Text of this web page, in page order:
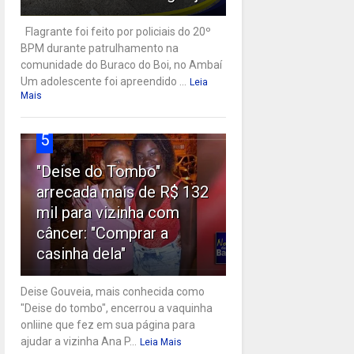
Flagrante foi feito por policiais do 20º
BPM durante patrulhamento na
comunidade do Buraco do Boi, no Ambaí
Um adolescente foi apreendido ...
Leia
Mais
5
"Deise do Tombo"
arrecada mais de R$ 132
mil para vizinha com
câncer: "Comprar a
casinha dela"
Deise Gouveia, mais conhecida como
"Deise do tombo", encerrou a vaquinha
onliine que fez em sua página para
ajudar a vizinha Ana P...
Leia Mais